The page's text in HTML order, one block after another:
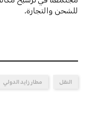
للشحن والتجارة.
النقل مطار زايد الدولي